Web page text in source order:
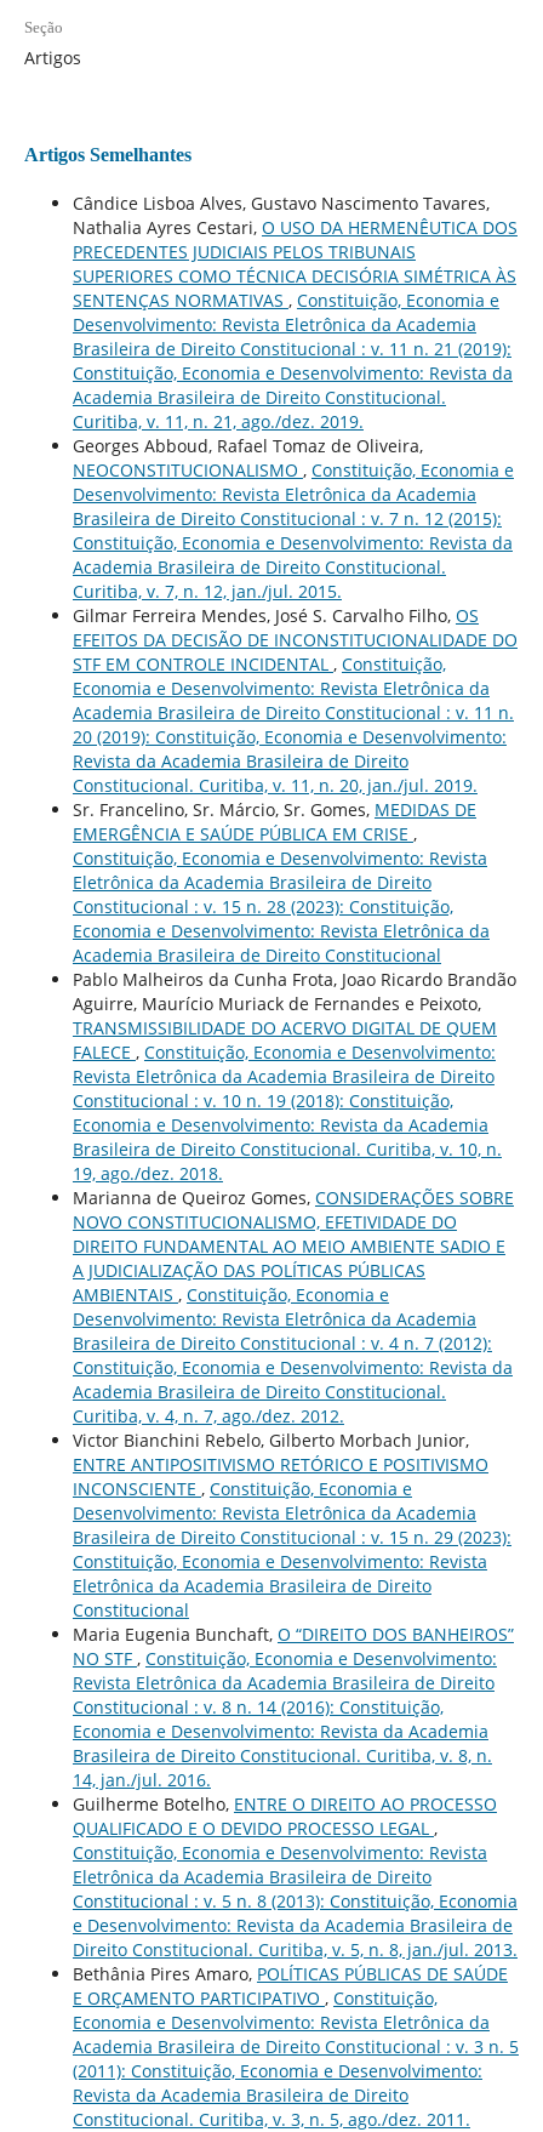
Seção
Artigos
Artigos Semelhantes
Cândice Lisboa Alves, Gustavo Nascimento Tavares,
Nathalia Ayres Cestari, O USO DA HERMENÊUTICA DOS
PRECEDENTES JUDICIAIS PELOS TRIBUNAIS
SUPERIORES COMO TÉCNICA DECISÓRIA SIMÉTRICA ÀS
SENTENÇAS NORMATIVAS , Constituição, Economia e
Desenvolvimento: Revista Eletrônica da Academia
Brasileira de Direito Constitucional : v. 11 n. 21 (2019):
Constituição, Economia e Desenvolvimento: Revista da
Academia Brasileira de Direito Constitucional.
Curitiba, v. 11, n. 21, ago./dez. 2019.
Georges Abboud, Rafael Tomaz de Oliveira,
NEOCONSTITUCIONALISMO , Constituição, Economia e
Desenvolvimento: Revista Eletrônica da Academia
Brasileira de Direito Constitucional : v. 7 n. 12 (2015):
Constituição, Economia e Desenvolvimento: Revista da
Academia Brasileira de Direito Constitucional.
Curitiba, v. 7, n. 12, jan./jul. 2015.
Gilmar Ferreira Mendes, José S. Carvalho Filho, OS
EFEITOS DA DECISÃO DE INCONSTITUCIONALIDADE DO
STF EM CONTROLE INCIDENTAL , Constituição,
Economia e Desenvolvimento: Revista Eletrônica da
Academia Brasileira de Direito Constitucional : v. 11 n.
20 (2019): Constituição, Economia e Desenvolvimento:
Revista da Academia Brasileira de Direito
Constitucional. Curitiba, v. 11, n. 20, jan./jul. 2019.
Sr. Francelino, Sr. Márcio, Sr. Gomes, MEDIDAS DE
EMERGÊNCIA E SAÚDE PÚBLICA EM CRISE ,
Constituição, Economia e Desenvolvimento: Revista
Eletrônica da Academia Brasileira de Direito
Constitucional : v. 15 n. 28 (2023): Constituição,
Economia e Desenvolvimento: Revista Eletrônica da
Academia Brasileira de Direito Constitucional
Pablo Malheiros da Cunha Frota, Joao Ricardo Brandão
Aguirre, Maurício Muriack de Fernandes e Peixoto,
TRANSMISSIBILIDADE DO ACERVO DIGITAL DE QUEM
FALECE , Constituição, Economia e Desenvolvimento:
Revista Eletrônica da Academia Brasileira de Direito
Constitucional : v. 10 n. 19 (2018): Constituição,
Economia e Desenvolvimento: Revista da Academia
Brasileira de Direito Constitucional. Curitiba, v. 10, n.
19, ago./dez. 2018.
Marianna de Queiroz Gomes, CONSIDERAÇÕES SOBRE
NOVO CONSTITUCIONALISMO, EFETIVIDADE DO
DIREITO FUNDAMENTAL AO MEIO AMBIENTE SADIO E
A JUDICIALIZAÇÃO DAS POLÍTICAS PÚBLICAS
AMBIENTAIS , Constituição, Economia e
Desenvolvimento: Revista Eletrônica da Academia
Brasileira de Direito Constitucional : v. 4 n. 7 (2012):
Constituição, Economia e Desenvolvimento: Revista da
Academia Brasileira de Direito Constitucional.
Curitiba, v. 4, n. 7, ago./dez. 2012.
Victor Bianchini Rebelo, Gilberto Morbach Junior,
ENTRE ANTIPOSITIVISMO RETÓRICO E POSITIVISMO
INCONSCIENTE , Constituição, Economia e
Desenvolvimento: Revista Eletrônica da Academia
Brasileira de Direito Constitucional : v. 15 n. 29 (2023):
Constituição, Economia e Desenvolvimento: Revista
Eletrônica da Academia Brasileira de Direito
Constitucional
Maria Eugenia Bunchaft, O “DIREITO DOS BANHEIROS”
NO STF , Constituição, Economia e Desenvolvimento:
Revista Eletrônica da Academia Brasileira de Direito
Constitucional : v. 8 n. 14 (2016): Constituição,
Economia e Desenvolvimento: Revista da Academia
Brasileira de Direito Constitucional. Curitiba, v. 8, n.
14, jan./jul. 2016.
Guilherme Botelho, ENTRE O DIREITO AO PROCESSO
QUALIFICADO E O DEVIDO PROCESSO LEGAL ,
Constituição, Economia e Desenvolvimento: Revista
Eletrônica da Academia Brasileira de Direito
Constitucional : v. 5 n. 8 (2013): Constituição, Economia
e Desenvolvimento: Revista da Academia Brasileira de
Direito Constitucional. Curitiba, v. 5, n. 8, jan./jul. 2013.
Bethânia Pires Amaro, POLÍTICAS PÚBLICAS DE SAÚDE
E ORÇAMENTO PARTICIPATIVO , Constituição,
Economia e Desenvolvimento: Revista Eletrônica da
Academia Brasileira de Direito Constitucional : v. 3 n. 5
(2011): Constituição, Economia e Desenvolvimento:
Revista da Academia Brasileira de Direito
Constitucional. Curitiba, v. 3, n. 5, ago./dez. 2011.